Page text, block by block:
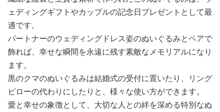
ェディングギフトやカップルの記念日プレゼントとして最
適です。
パートナーのウェディングドレス姿のぬいぐるみとペアで
飾れば、幸せな瞬間を永遠に残す素敵なメモリアルになり
ます。
黒のクマのぬいぐるみは結婚式の受付に置いたり、リング
ピローの代わりにしたりと、様々な使い方ができます。
愛と幸せの象徴として、大切な人との絆を深める特別なぬ